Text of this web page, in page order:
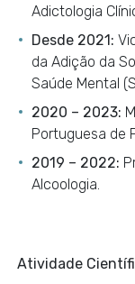
Adictologia
Desde 2021:
da Adição da
Saúde Mental
2020 – 2023:
Portuguesa de
2019 – 2022:
Alcoologia.
Atividade